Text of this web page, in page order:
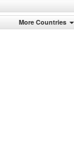
More Countries